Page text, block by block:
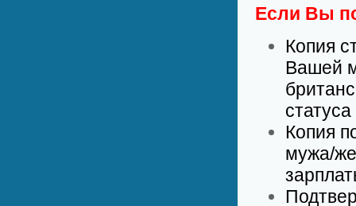
Если Вы
Копия
Вашей
Копия
мужа/